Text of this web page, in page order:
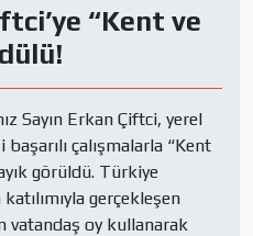
“Kent ve
Sayın Erkan Çiftci, yerel
çalışmalarla “Kent
görüldü. Türkiye
gerçekleşen
vatandaş oy kullanarak